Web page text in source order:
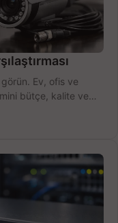
Ev, ofis ve
bütçe, kalite ve